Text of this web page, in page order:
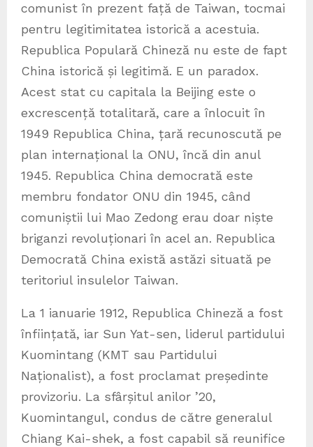
comunist în prezent față de Taiwan, tocmai
pentru legitimitatea istorică a acestuia.
Republica Populară Chineză nu este de fapt
China istorică și legitimă. E un paradox.
Acest stat cu capitala la Beijing este o
excrescență totalitară, care a înlocuit în
1949 Republica China, țară recunoscută pe
plan internațional la ONU, încă din anul
1945. Republica China democrată este
membru fondator ONU din 1945, când
comuniștii lui Mao Zedong erau doar niște
briganzi revoluționari în acel an. Republica
Democrată China există astăzi situată pe
teritoriul insulelor Taiwan.
La 1 ianuarie 1912, Republica Chineză a fost
înființată, iar Sun Yat-sen, liderul partidului
Kuomintang (KMT sau Partidului
Naționalist), a fost proclamat președinte
provizoriu. La sfârșitul anilor ’20,
Kuomintangul, condus de către generalul
Chiang Kai-shek, a fost capabil să reunifice